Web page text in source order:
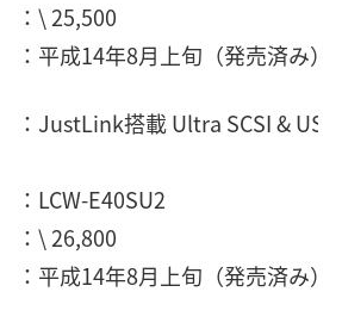
\ 25,500
成14年8月上旬（発売済み）
搭載 Ultra SCSI & USB
E40SU2
\ 26,800
成14年8月上旬（発売済み）